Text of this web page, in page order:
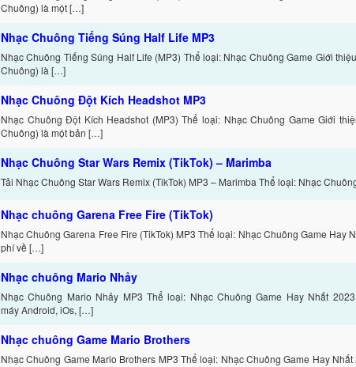
Chuông) là một […]
Nhạc Chuông Tiếng Súng Half Life MP3
Nhạc Chuông Tiếng Súng Half Life (MP3) Thể loại: Nhạc Chuông Game Giới
Chuông) là […]
Nhạc Chuông Đột Kích Headshot MP3
Nhạc Chuông Đột Kích Headshot (MP3) Thể loại: Nhạc Chuông Game Giới
Chuông) là một bản […]
Nhạc Chuông Star Wars Remix (TikTok) – Marimba
Tải Nhạc Chuông Star Wars Remix (TikTok) MP3 – Marimba Thể loại: Nhạc
Nhạc chuông Garena Free Fire (TikTok)
Nhạc Chuông Garena Free Fire (TikTok) MP3 Thể loại: Nhạc Chuông Game Hay
phí về […]
Nhạc chuông Mario Nhảy
Nhạc Chuông Mario Nhảy MP3 Thể loại: Nhạc Chuông Game Hay Nhất
máy Android, iOs, […]
Nhạc chuông Game Mario Brothers
Nhạc Chuông Game Mario Brothers MP3 Thể loại: Nhạc Chuông Game Hay